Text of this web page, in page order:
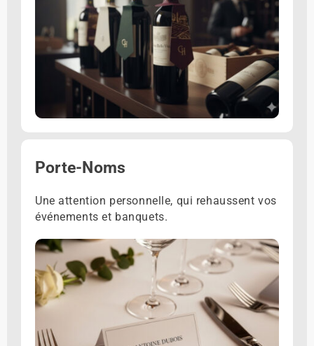
Porte-Noms
Une attention personnelle, qui rehaussent vos
événements et banquets.